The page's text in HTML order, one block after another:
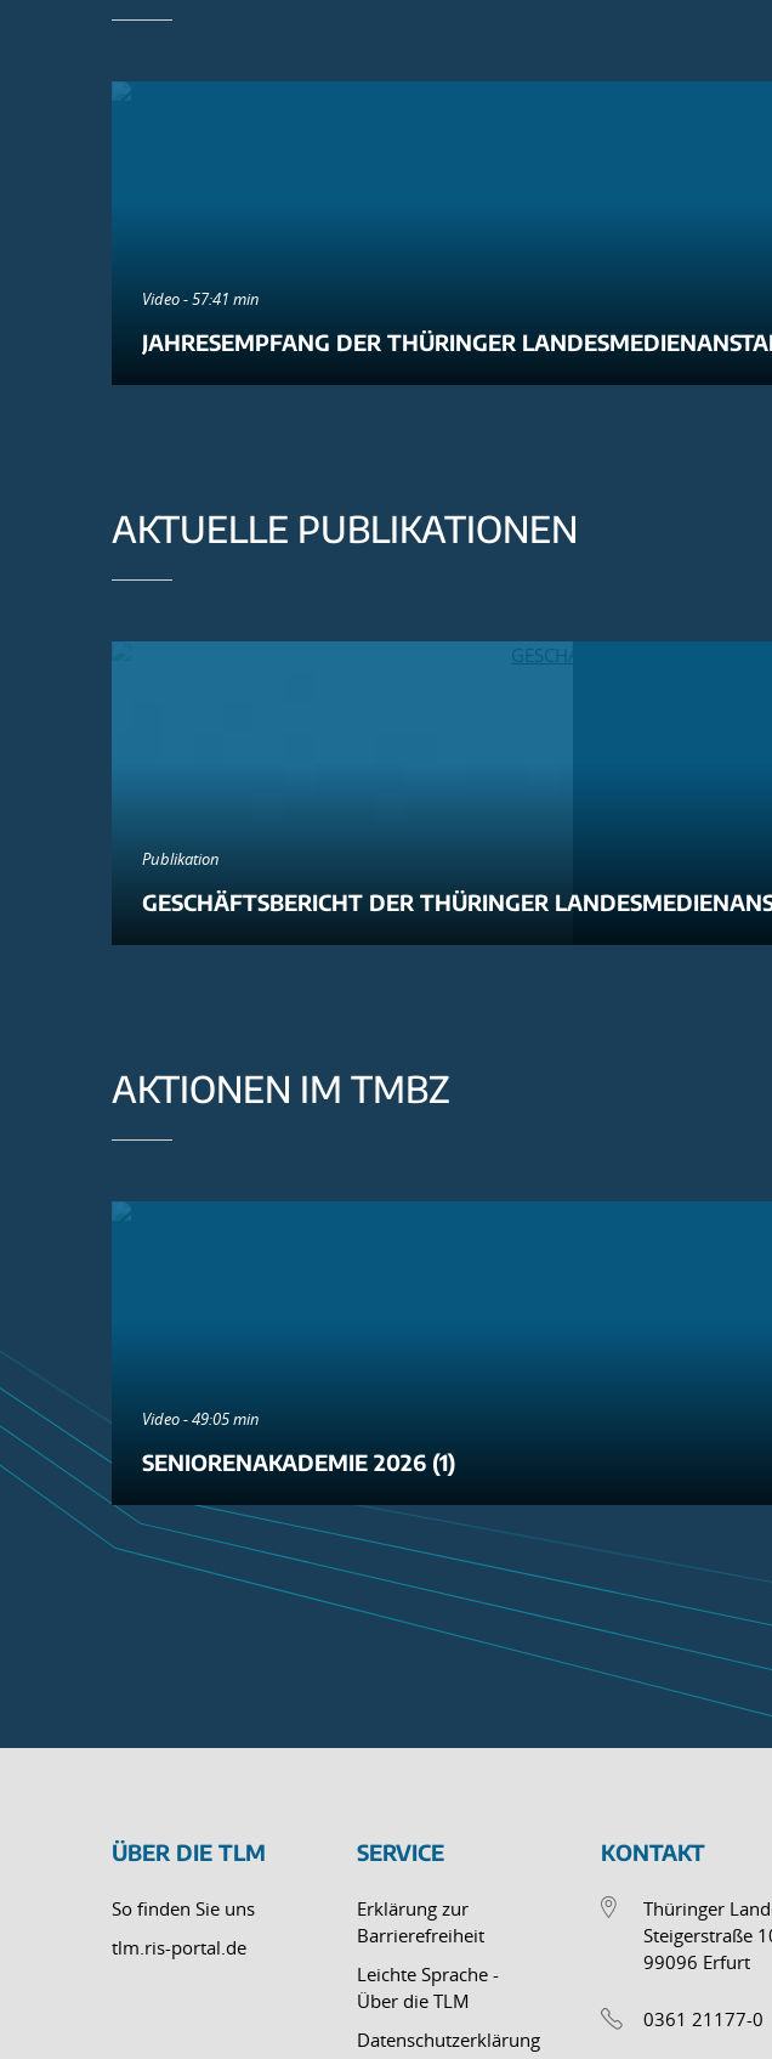
Video - 57:41 min
JAHRESEMPFANG DER THÜRINGER
AKTUELLE PUBLIKATIONEN
Publikation
GESCHÄFTSBERICHT DER THÜRINGER
AKTIONEN IM TMBZ
Video - 49:05 min
SENIORENAKADEMIE 2026 (1)
ÜBER DIE TLM
So finden Sie uns
tlm.ris-portal.de
SERVICE
Erklärung zur
Barrierefreiheit
Leichte Sprache -
Über die TLM
Datenschutzerklärung
KONTAKT
Thüringer
Steigerstraße
99096 Erfurt
0361 21177-0